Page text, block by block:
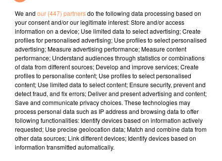
Aimé Simone
Crédit :DR
En juillet 2020, Aime Simone sort
son tout premier album intitulé "Say
Yes Say No", porté par le puissant
"Shining Light"
We and our (447) partnersdo the following data processing based on
your consent and/or our legitimate interest: Store and/or access
information on a device; Use limited data to select advertising; Create
profiles for personalised advertising; Use profiles to select personalised
advertising; Measure advertising performance; Measure content
performance; Understand audiences through statistics or combinations
of data from different sources; Develop and improve services; Create
profiles to personalise content; Use profiles to select personalised
content; Use limited data to select content; Ensure security, prevent and
detect fraud, and fix errors; Deliver and present advertising and content;
Save and communicate privacy choices. These technologies may
process personal data such as IP address and browsing data to offer
following functionalities: Identify devices based on information actively
requested; Use precise geolocation data; Match and combine data from
other data sources; Link different devices; Identify devices based on
information transmitted automatically.